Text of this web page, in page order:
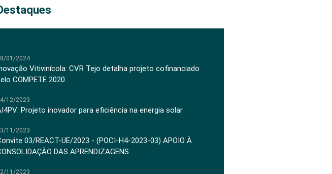
01/2024
Vitivinícola: CVR Tejo detalha projeto cofinanciado
COMPETE 2020
12/2023
Projeto inovador para eficiência na energia solar
11/2023
03/REACT-UE/2023 - (POCI-H4-2023-03) APOIO À
DAS APRENDIZAGENS
11/2023